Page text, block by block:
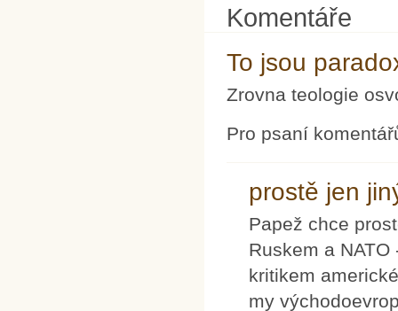
Komentáře
To jsou
Zrovna teologie
Pro psaní
prostě jen
Papež chce
Ruskem a
kritikem
my